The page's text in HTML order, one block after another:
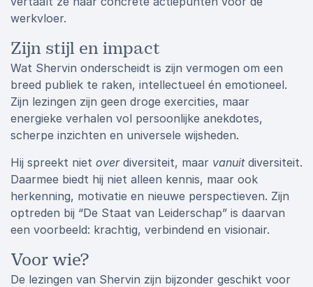
werkvloer.
Zijn stijl en impact
Wat Shervin onderscheidt is zijn vermogen om een
breed publiek te raken, intellectueel én emotioneel.
Zijn lezingen zijn geen droge exercities, maar
energieke verhalen vol persoonlijke anekdotes,
scherpe inzichten en universele wijsheden.
Hij spreekt niet overdiversiteit, maar vanuitdiversiteit.
Daarmee biedt hij niet alleen kennis, maar ook
herkenning, motivatie en nieuwe perspectieven. Zijn
optreden bij “De Staat van Leiderschap” is daarvan
een voorbeeld: krachtig, verbindend en visionair.
Voor wie?
De lezingen van Shervin zijn bijzonder geschikt voor